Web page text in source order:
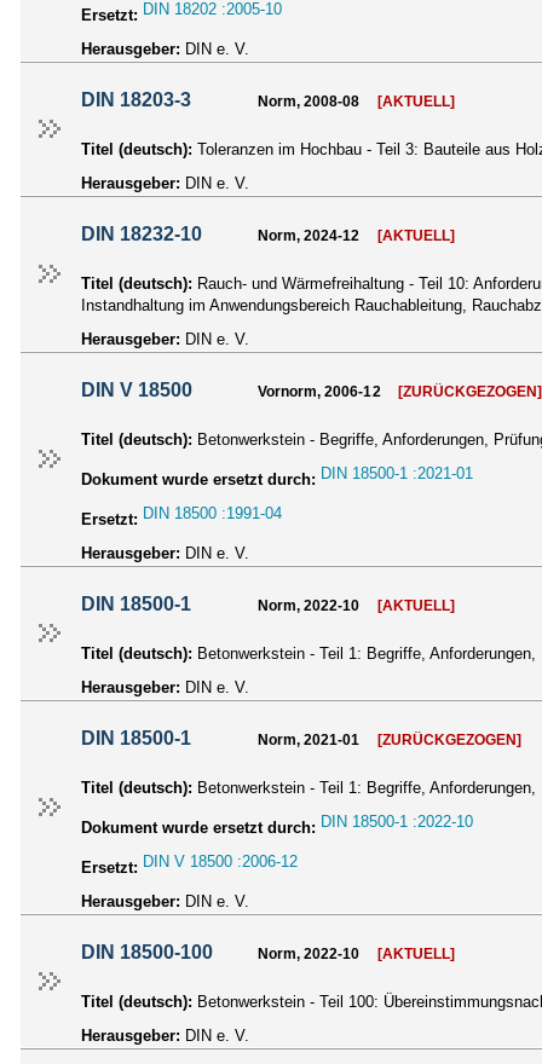
Ersetzt: DIN 18202 :2005-10
Herausgeber: DIN e. V.
DIN 18203-3 Norm, 2008-08 [AKTUELL]
Titel (deutsch): Toleranzen im Hochbau - Teil 3: Bauteile aus
Herausgeber: DIN e. V.
DIN 18232-10 Norm, 2024-12 [AKTUELL]
Titel (deutsch): Rauch- und Wärmefreihaltung - Teil 10:
Instandhaltung im Anwendungsbereich Rauchableitung,
Herausgeber: DIN e. V.
DIN V 18500 Vornorm, 2006-12 [ZURÜCKGEZOGEN]
Titel (deutsch): Betonwerkstein - Begriffe, Anforderungen,
Dokument wurde ersetzt durch: DIN 18500-1 :2021-01
Ersetzt: DIN 18500 :1991-04
Herausgeber: DIN e. V.
DIN 18500-1 Norm, 2022-10 [AKTUELL]
Titel (deutsch): Betonwerkstein - Teil 1: Begriffe, Anforderungen,
Herausgeber: DIN e. V.
DIN 18500-1 Norm, 2021-01 [ZURÜCKGEZOGEN]
Titel (deutsch): Betonwerkstein - Teil 1: Begriffe, Anforderungen,
Dokument wurde ersetzt durch: DIN 18500-1 :2022-10
Ersetzt: DIN V 18500 :2006-12
Herausgeber: DIN e. V.
DIN 18500-100 Norm, 2022-10 [AKTUELL]
Titel (deutsch): Betonwerkstein - Teil 100:
Herausgeber: DIN e. V.